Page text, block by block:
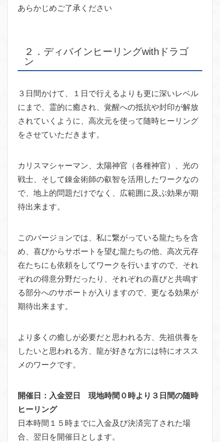
あらかじめご了承ください
２．ディバインヒーリングwithドラゴ
ン
３日間かけて、１日で行えるよりも更に深いレベル
にまで、霊的に癒され、覚醒への抵抗や封印が解放
されていくように、高次元を使って随時ヒーリング
をさせていただきます。
カリスマシャーマン、太陽神官（各種神官）、光の
戦士、そして錬金術師の叡智を活用したワークなの
で、地上的問題だけでなく、広範囲に及ぶ効果が期
待出来ます。
このバージョンでは、私に繋がっている龍たちを含
め、喜びからサポートを望む龍たちの他、高次元存
在たちにも依頼をしてワークを行いますので、それ
ぞれの得意分野だったり、それぞれの喜びと共鳴す
る部分へのサポートが入りますので、更なる効果が
期待出来ます。
より多くの癒しが必要だと思われる方、先祖供養を
したいと思われる方、龍が好きな方には特にオスス
メのワークです。
開催日：入金翌日 現地時間０時より３日間の随時
ヒーリング
日本時間１５時までに入金及び決済完了された場
合、翌日を開催日とします。